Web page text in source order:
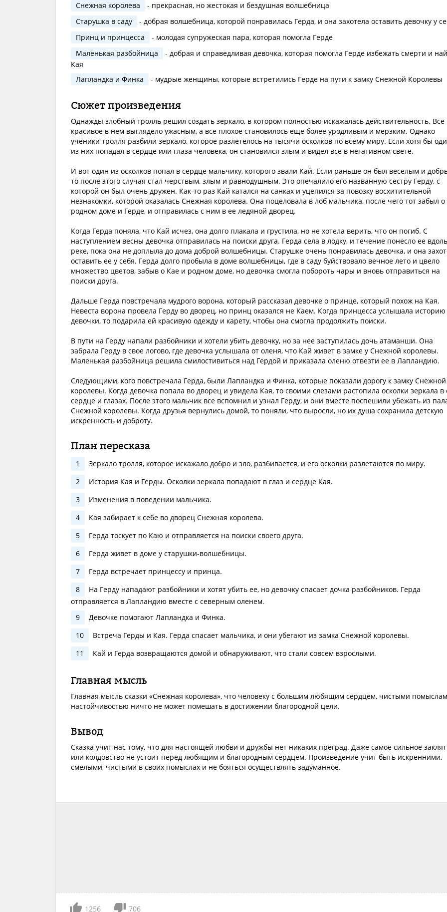
Снежная королева
- прекрасная, но жестокая и бездушная волшебница
Старушка в саду
- добрая волшебница, которой понравилась Герда, и она захотела оставить девочку у
Принц и принцесса
- молодая супружеская пара, которая помогла Герде
Маленькая разбойница
- добрая и справедливая девочка, которая помогла Герде избежать смерти и
Кая
Лапландка и Финка
- мудрые женщины, которые встретились Герде на пути к замку Снежной Королевы
Сюжет произведения
Однажды злобный тролль решил создать зеркало, в котором полностью искажалась действительность. Все
красивое в нем выглядело ужасным, а все плохое становилось еще более уродливым и мерзким. Однако
ученики тролля разбили зеркало, которое разлетелось на тысячи осколков по всему миру. Если хотя бы
из них попадал в сердце или глаза человека, он становился злым и видел все в негативном свете.
И вот один из осколков попал в сердце мальчику, которого звали Кай. Если раньше он был веселым и
то после этого случая стал черствым, злым и равнодушным. Это опечалило его названную сестру Герду, с
которой он был очень дружен. Как-то раз Кай катался на санках и уцепился за повозку восхитительной
незнакомки, которой оказалась Снежная королева. Она поцеловала в лоб мальчика, после чего тот забыл о
родном доме и Герде, и отправилась с ним в ее ледяной дворец.
Когда Герда поняла, что Кай исчез, она долго плакала и грустила, но не хотела верить, что он погиб. С
наступлением весны девочка отправилась на поиски друга. Герда села в лодку, и течение понесло ее
реке, пока она не доплыла до дома доброй волшебницы. Старушке очень понравилась девочка, и она
оставить ее у себя. Герда долго пробыла в доме волшебницы, где в саду буйствовало вечное лето и цвело
множество цветов, забыв о Кае и родном доме, но девочка смогла побороть чары и вновь отправиться на
поиски друга.
Дальше Герда повстречала мудрого ворона, который рассказал девочке о принце, который похож на Кая.
Невеста ворона провела Герду во дворец, но принц оказался не Каем. Когда принцесса услышала историю
девочки, то подарила ей красивую одежду и карету, чтобы она смогла продолжить поиски.
В пути на Герду напали разбойники и хотели убить девочку, но за нее заступилась дочь атаманши. Она
забрала Герду в свое логово, где девочка услышала от оленя, что Кай живет в замке у Снежной королевы.
Маленькая разбойница решила смилостивиться над Гердой и приказала оленю отвезти ее в Лапландию.
Следующими, кого повстречала Герда, были Лапландка и Финка, которые показали дорогу к замку Снежной
королевы. Когда девочка попала во дворец и увидела Кая, то своими слезами растопила осколки зеркала в
сердце и глазах. После этого мальчик все вспомнил и узнал Герду, и они вместе поспешили убежать из
Снежной королевы. Когда друзья вернулись домой, то поняли, что выросли, но их душа сохранила детскую
искренность и доброту.
План пересказа
1
Зеркало тролля, которое искажало добро и зло, разбивается, и его осколки разлетаются по миру.
2
История Кая и Герды. Осколки зеркала попадают в глаз и сердце Кая.
3
Изменения в поведении мальчика.
4
Кая забирает к себе во дворец Снежная королева.
5
Герда тоскует по Каю и отправляется на поиски своего друга.
6
Герда живет в доме у старушки-волшебницы.
7
Герда встречает принцессу и принца.
8
На Герду нападают разбойники и хотят убить ее, но девочку спасает дочка разбойников. Герда
отправляется в Лапландию вместе с северным оленем.
9
Девочке помогают Лапландка и Финка.
10
Встреча Герды и Кая. Герда спасает мальчика, и они убегают из замка Снежной королевы.
11
Кай и Герда возвращаются домой и обнаруживают, что стали совсем взрослыми.
Главная мысль
Главная мысль сказки «Снежная королева», что человеку с большим любящим сердцем, чистыми
настойчивостью ничто не может помешать в достижении благородной цели.
Вывод
Сказка учит нас тому, что для настоящей любви и дружбы нет никаких преград. Даже самое сильное
или колдовство не устоит перед любящим и благородным сердцем. Произведение учит быть искренними,
смелыми, чистыми в своих помыслах и не бояться осуществлять задуманное.
1256 706